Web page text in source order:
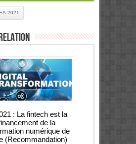
2021
: La fintech est la
de la
numérique de
(Recommandation)